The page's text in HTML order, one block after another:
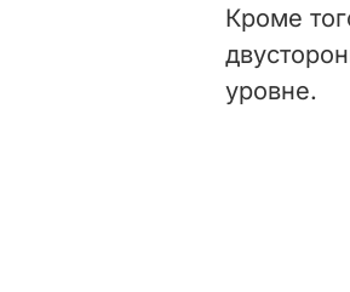
Кроме
уровне.